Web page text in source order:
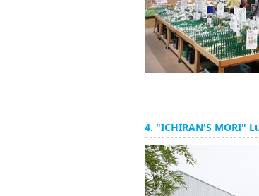
4. "ICHIRAN'S MORI"